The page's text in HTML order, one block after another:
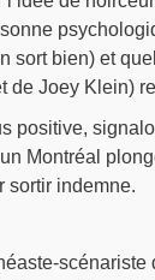
sort bien) et
de Joey Klein)
positive,
Montréal
sortir indemne.